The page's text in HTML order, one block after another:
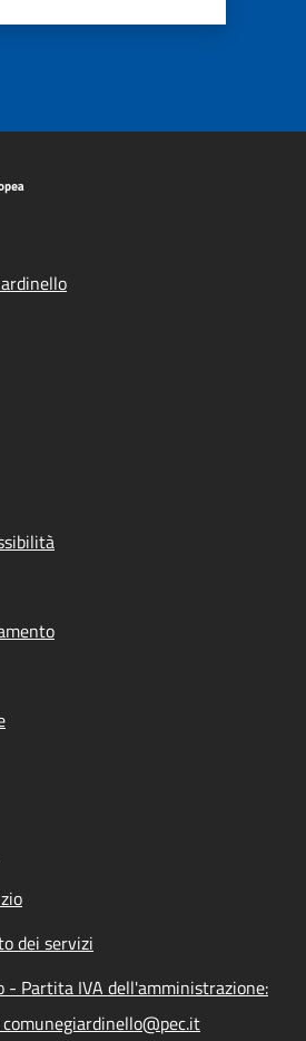
dei servizi
- Partita IVA dell'amministrazione: